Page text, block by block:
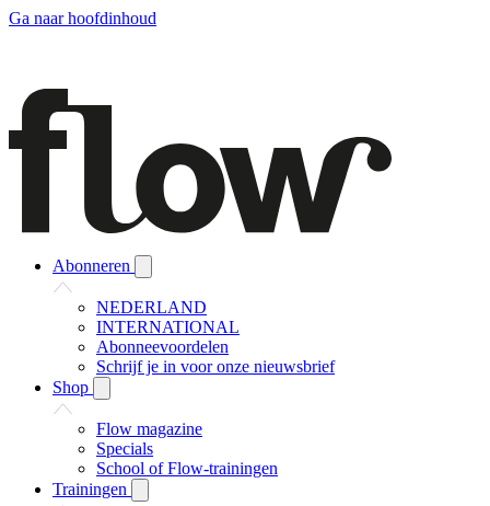
Ga naar hoofdinhoud
Abonneren
NEDERLAND
INTERNATIONAL
Abonneevoordelen
Schrijf je in voor onze nieuwsbrief
Shop
Flow magazine
Specials
School of Flow-trainingen
Trainingen